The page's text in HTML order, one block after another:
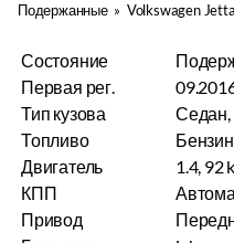
Подержанные» Volkswagen Jetta
Состояние
Первая рег.
Тип кузова
Седан,
Топливо
Бензин
Двигатель
1.4, 92
КПП
Привод